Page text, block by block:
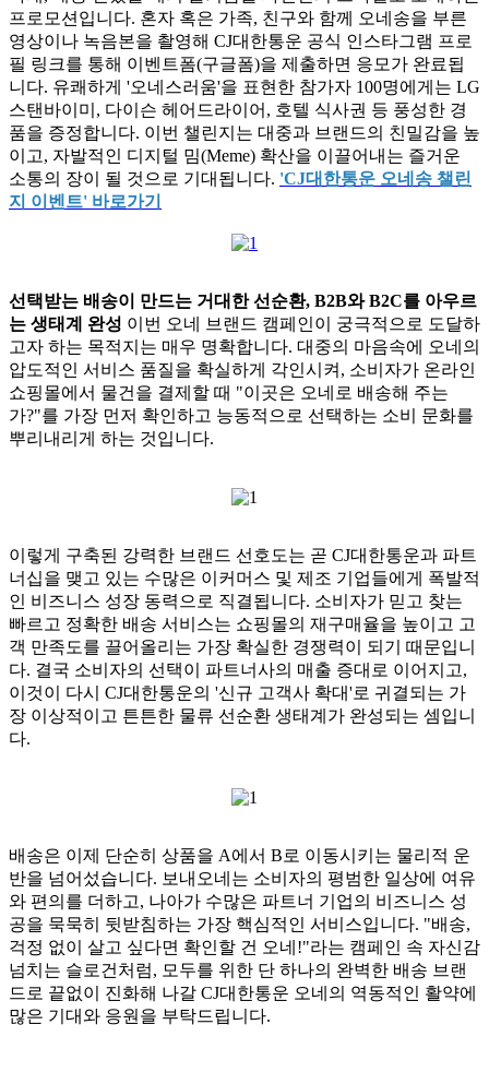
프로모션입니다. 혼자 혹은 가족, 친구와 함께 오네송을 부른
영상이나 녹음본을 촬영해 CJ대한통운 공식 인스타그램 프로
필 링크를 통해 이벤트폼(구글폼)을 제출하면 응모가 완료됩
니다. 유쾌하게 '오네스러움'을 표현한 참가자 100명에게는 LG
스탠바이미, 다이슨 헤어드라이어, 호텔 식사권 등 풍성한 경
품을 증정합니다. 이번 챌린지는 대중과 브랜드의 친밀감을 높
이고, 자발적인 디지털 밈(Meme) 확산을 이끌어내는 즐거운
소통의 장이 될 것으로 기대됩니다. 'CJ대한통운 오네송 챌린
지 이벤트' 바로가기
선택받는 배송이 만드는 거대한 선순환, B2B와 B2C를 아우르
는 생태계 완성 이번 오네 브랜드 캠페인이 궁극적으로 도달하
고자 하는 목적지는 매우 명확합니다. 대중의 마음속에 오네의
압도적인 서비스 품질을 확실하게 각인시켜, 소비자가 온라인
쇼핑몰에서 물건을 결제할 때 "이곳은 오네로 배송해 주는
가?"를 가장 먼저 확인하고 능동적으로 선택하는 소비 문화를
뿌리내리게 하는 것입니다.
이렇게 구축된 강력한 브랜드 선호도는 곧 CJ대한통운과 파트
너십을 맺고 있는 수많은 이커머스 및 제조 기업들에게 폭발적
인 비즈니스 성장 동력으로 직결됩니다. 소비자가 믿고 찾는
빠르고 정확한 배송 서비스는 쇼핑몰의 재구매율을 높이고 고
객 만족도를 끌어올리는 가장 확실한 경쟁력이 되기 때문입니
다. 결국 소비자의 선택이 파트너사의 매출 증대로 이어지고,
이것이 다시 CJ대한통운의 '신규 고객사 확대'로 귀결되는 가
장 이상적이고 튼튼한 물류 선순환 생태계가 완성되는 셈입니
다.
배송은 이제 단순히 상품을 A에서 B로 이동시키는 물리적 운
반을 넘어섰습니다. 보내오네는 소비자의 평범한 일상에 여유
와 편의를 더하고, 나아가 수많은 파트너 기업의 비즈니스 성
공을 묵묵히 뒷받침하는 가장 핵심적인 서비스입니다. "배송,
걱정 없이 살고 싶다면 확인할 건 오네!"라는 캠페인 속 자신감
넘치는 슬로건처럼, 모두를 위한 단 하나의 완벽한 배송 브랜
드로 끝없이 진화해 나갈 CJ대한통운 오네의 역동적인 활약에
많은 기대와 응원을 부탁드립니다.